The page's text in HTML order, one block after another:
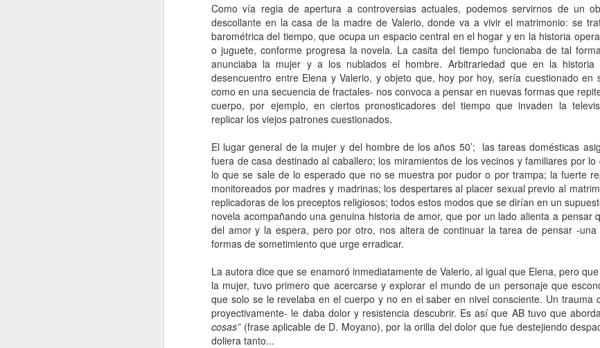
Como vía regia de apertura a controversias actuales, podemos servirnos de un
descollante en la casade la madre de Valerio, donde va a vivir el matrimonio: se
barométrica del tiempo, que ocupa un espacio central en el hogar y en la historia
o juguete, conforme progresa la novela. La casita del tiempo funcionaba de tal
anunciaba la mujer y a los nublados el hombre. Arbitrariedad que en la
desencuentro entre Elena y Valerio, y objeto que, hoy por hoy, sería cuestionado en
como en una secuencia de fractales- nos convoca a pensar en nuevas formas que
cuerpo, por ejemplo, en ciertos pronosticadores del tiempo que invaden la
replicar los viejos patrones cuestionados.
El lugar general de la mujer y del hombre de los años 50’; las tareas domésticas
fuera de casa destinado al caballero; los miramientos de los vecinos y familiares por
lo que se sale de lo esperado que no se muestra por pudor o por trampa; la fuerte
monitoreados por madres y madrinas; los despertares al placer sexual previo al
replicadoras de los preceptos religiosos; todos estos modos que se dirían en un
novela acompañando una genuina historia de amor, que por un lado alienta a pensar
del amor y la espera, pero por otro, nos altera de continuar la tarea de pensar -
formas de sometimiento que urge erradicar.
La autora dice que se enamoró inmediatamente de Valerio, al igual que Elena, pero
la mujer, tuvo primero que acercarse y explorar el mundo de un personaje que
que solo se le revelaba en el cuerpo y no en el saber en nivel consciente. Un trauma
proyectivamente- le daba dolor y resistencia descubrir. Es así que AB tuvo que
cosas” (frase aplicable de D. Moyano), por laorilla del dolor que fue destejiendo
doliera tanto...
temas desde que salí de mi casa.
JAN
13
La lectora de la lectora
Por Cecilia Sorrentino
Esta tarde le gustaría volver a Virginia Woolf.
Toma un libro al azar y lo abre. Inmediatamente reconoce el cuarto.
Recorre algunas líneas…
Virginia no está en su escritorio. Junto a la ventana, el pequeño sillón
concentra la última luz que llega del jardín. Virginia lee. Algunas tardes
¿Broncearse? ¡Un quemo!
Por Guadalupe Treibel
Me entero tarde -por puro despiste- y siento la obligación moral de
descular el asunto para quienes todavía se rompen el coco buscando la
forma segura de quedar color canela: el bronceado saludable no existe.
Es un oxímoron, un verso. Resulta que eso que llamamos “colorcito”